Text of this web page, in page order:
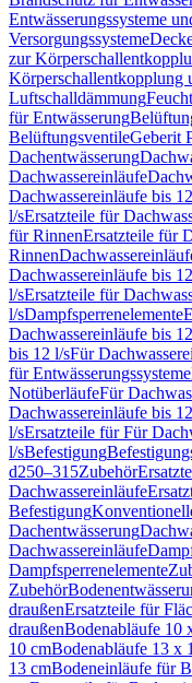
Entwässerungssysteme
Versorgungssysteme
zur
Körperschallentkopplung
Luftschalldämmung
für Entwässerung
BelüftungsventileGeberit
Dachentwässerung
Dachwassereinläufe
Dachwassereinläufe bis
l/sErsatzteile für
für RinnenErsatzteile für
Rinnen
Dachwassereinläufe bis
l/sErsatzteile für
l/sDampfsperrenelemente
Dachwassereinläufe bis
bis 12 l/sFür
für Entwässerungssysteme
NotüberläufeFür
Dachwassereinläufe bis
l/sErsatzteile für Für
l/sBefestigung
d250–315Zubehör
Dachwassereinläufe
Befestigung
Dachentwässerung
Dachwassereinläufe
Dampfsperrenelemente
Zubehör
draußenErsatzteile für
draußenBodenabläufe 10
10 cmBodenabläufe 13 x
13 cmBodeneinläufe für